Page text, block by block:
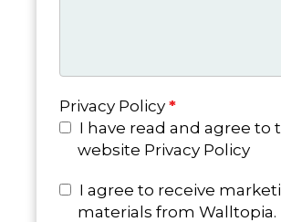
Privacy Policy *
I have read and agree to
website Privacy Policy
I agree to receive
materials from Walltopia.